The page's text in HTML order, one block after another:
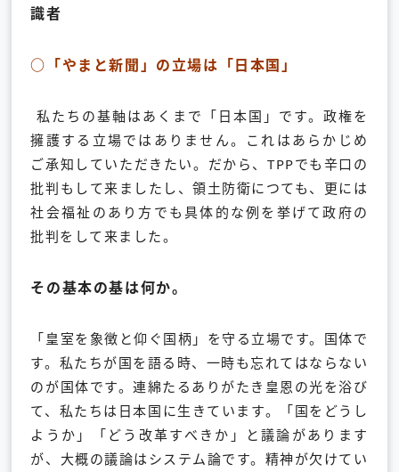
識者
○「やまと新聞」の立場は「日本国」
私たちの基軸はあくまで「日本国」です。政権を
擁護する立場ではありません。これはあらかじめ
ご承知していただきたい。だから、TPPでも辛口の
批判もして来ましたし、領土防衛につても、更には
社会福祉のあり方でも具体的な例を挙げて政府の
批判をして来ました。
その基本の基は何か。
「皇室を象徴と仰ぐ国柄」を守る立場です。国体で
す。私たちが国を語る時、一時も忘れてはならない
のが国体です。連綿たるありがたき皇恩の光を浴び
て、私たちは日本国に生きています。「国をどうし
ようか」「どう改革すべきか」と議論があります
が、大概の議論はシステム論です。精神が欠けてい